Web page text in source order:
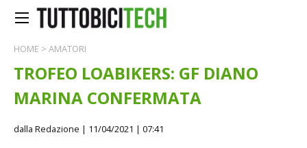
HOME > AMATORI
TROFEO LOABIKERS: GF DIANO
MARINA CONFERMATA
dalla Redazione | 11/04/2021 | 07:41